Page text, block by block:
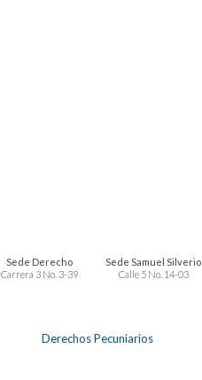
Sede Derecho
Carrera 3 No. 3-39
Sede Samuel Silverio
Calle 5 No. 14-03
Derechos Pecuniarios